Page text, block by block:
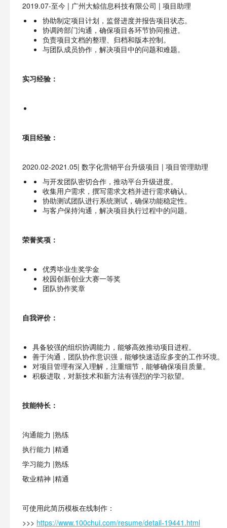
2019.07-至今 | 广州大鲸信息科技有限公司 | 项目助理
协助制定项目计划，监督进度并报告项目状态。
协调跨部门沟通，确保项目各环节协同推进。
负责项目文档的整理、归档和版本控制。
与团队成员协作，解决项目中的问题和难题。
实习经验：
项目经验：
2020.02-2021.05| 数字化营销平台升级项目 | 项目管理助理
与开发团队密切合作，推动平台升级进度。
收集用户需求，撰写需求文档并进行需求确认。
协助测试团队进行系统测试，确保功能稳定性。
与客户保持沟通，解决项目执行过程中的问题。
荣誉奖项：
优秀毕业生奖学金
校园创新创业大赛一等奖
团队协作奖章
自我评价：
具备较强的组织协调能力，能够高效推动项目进程。
善于沟通，团队协作意识强，能够快速适应多变的工作环境。
对项目管理有深入理解，注重细节，能够确保项目质量。
积极进取，对新技术和新方法有强烈的学习欲望。
技能特长：
沟通能力 |熟练
执行能力 |精通
学习能力 |熟练
敬业精神 |精通
可使用此简历模板在线制作：
>>> https://www.100chui.com/resume/detail-19441.html